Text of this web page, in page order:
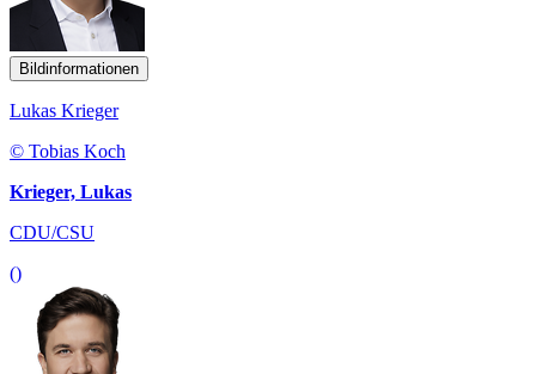
Bildinformationen
Lukas Krieger
© Tobias Koch
Krieger, Lukas
CDU/CSU
()